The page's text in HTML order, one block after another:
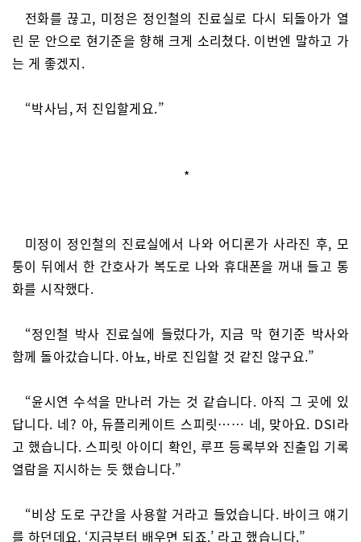
전화를 끊고, 미정은 정인철의 진료실로 다시 되돌아가 열
린 문 안으로 현기준을 향해 크게 소리쳤다. 이번엔 말하고 가
는 게 좋겠지.
“박사님, 저 진입할게요.”
*
미정이 정인철의 진료실에서 나와 어디론가 사라진 후, 모
퉁이 뒤에서 한 간호사가 복도로 나와 휴대폰을 꺼내 들고 통
화를 시작했다.
“정인철 박사 진료실에 들렀다가, 지금 막 현기준 박사와
함께 돌아갔습니다. 아뇨, 바로 진입할 것 같진 않구요.”
“윤시연 수석을 만나러 가는 것 같습니다. 아직 그 곳에 있
답니다. 네? 아, 듀플리케이트 스피릿…… 네, 맞아요. DSI라
고 했습니다. 스피릿 아이디 확인, 루프 등록부와 진출입 기록
열람을 지시하는 듯 했습니다.”
“비상 도로 구간을 사용할 거라고 들었습니다. 바이크 얘기
를 하던데요. ‘지금부터 배우면 되죠.’ 라고 했습니다.”